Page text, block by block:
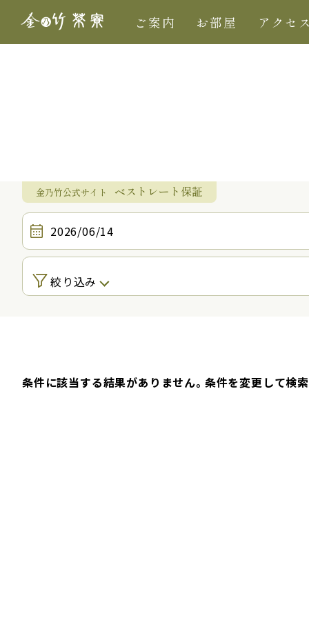
ご案内 お部屋 アクセ
金乃竹公式サイト ベストレート保証
2026/06/14
絞り込み
条件に該当する結果がありません。条件を変更して検